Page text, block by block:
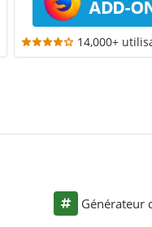
14,000+
Générateur